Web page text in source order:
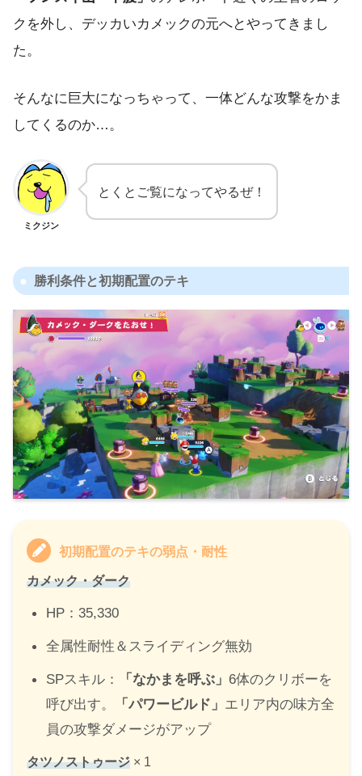
クを外し、デッカいカメックの元へとやってきまし
た。
そんなに巨大になっちゃって、一体どんな攻撃をかま
してくるのか…。
ミクジン
とくとご覧になってやるぜ！
勝利条件と初期配置のテキ
初期配置のテキの弱点・耐性
カメック・ダーク
HP：35,330
全属性耐性＆スライディング無効
SPスキル： 「なかまを呼ぶ」 6体のクリボーを
呼び出す。
「パワービルド」 エリア内の味方全
員の攻撃ダメージがアップ
タツノストゥージ × 1